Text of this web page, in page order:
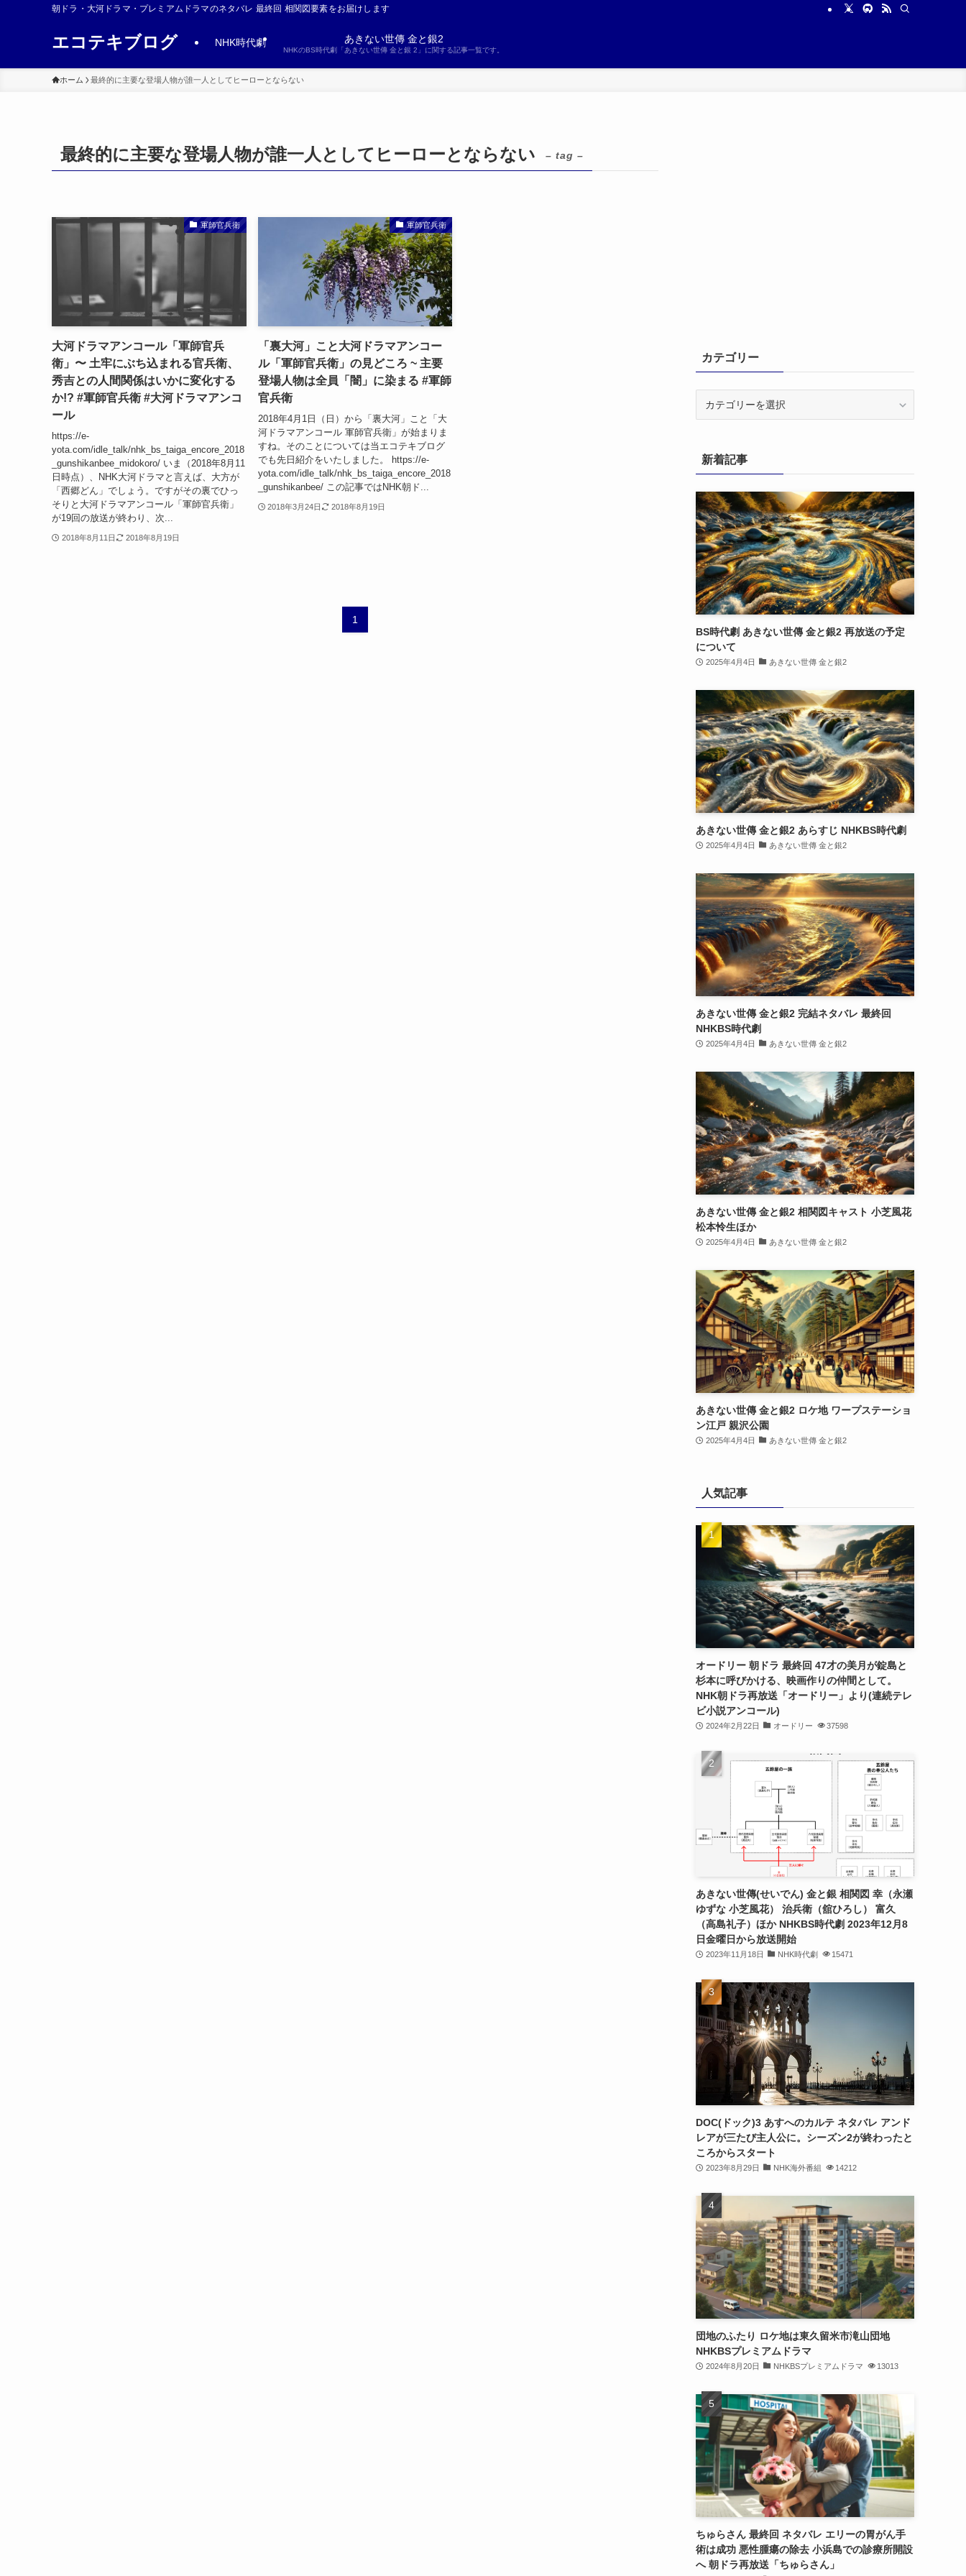
朝ドラ・大河ドラマ・プレミアムドラマのネタバレ 最終回 相関図要素をお届けします
エコテキブログ NHK時代劇 あきない世傳 金と銀2
NHKのBS時代劇「あきない世傳 金と銀 2」に関する記事一覧です。
ホーム 最終的に主要な登場人物が誰一人としてヒーローとならない
最終的に主要な登場人物が誰一人としてヒーローとならない – tag –
軍師官兵衛
大河ドラマアンコール「軍師官兵
衛」〜 土牢にぶち込まれる官兵衛、
秀吉との人間関係はいかに変化する
か!? #軍師官兵衛 #大河ドラマアンコ
ール
https://e-
yota.com/idle_talk/nhk_bs_taiga_encore_2018
_gunshikanbee_midokoro/ いま（2018年8月11
日時点）、NHK大河ドラマと言えば、大方が
「西郷どん」でしょう。ですがその裏でひっ
そりと大河ドラマアンコール「軍師官兵衛」
が19回の放送が終わり、次...
2018年8月11日 2018年8月19日
軍師官兵衛
「裏大河」こと大河ドラマアンコー
ル「軍師官兵衛」の見どころ ~ 主要
登場人物は全員「闇」に染まる #軍師
官兵衛
2018年4月1日（日）から「裏大河」こと「大
河ドラマアンコール 軍師官兵衛」が始まりま
すね。そのことについては当エコテキブログ
でも先日紹介をいたしました。 https://e-
yota.com/idle_talk/nhk_bs_taiga_encore_2018
_gunshikanbee/ この記事ではNHK朝ド...
2018年3月24日 2018年8月19日
1
カテゴリー
ー新着記事
BS時代劇 あきない世傳 金と銀2 再放送の予定
について
2025年4月4日 あきない世傳 金と銀2
あきない世傳 金と銀2 あらすじ NHKBS時代劇
2025年4月4日 あきない世傳 金と銀2
あきない世傳 金と銀2 完結ネタバレ 最終回
NHKBS時代劇
2025年4月4日 あきない世傳 金と銀2
あきない世傳 金と銀2 相関図キャスト 小芝風花
松本怜生ほか
2025年4月4日 あきない世傳 金と銀2
あきない世傳 金と銀2 ロケ地 ワープステーショ
ン江戸 親沢公園
2025年4月4日 あきない世傳 金と銀2
人気記事
オードリー 朝ドラ 最終回 47才の美月が錠島と
杉本に呼びかける、映画作りの仲間として。
NHK朝ドラ再放送「オードリー」より(連続テレ
ビ小説アンコール)
2024年2月22日 オードリー 37598
あきない世傳(せいでん) 金と銀 相関図 幸（永瀬
ゆずな 小芝風花） 治兵衛（舘ひろし） 富久
（高島礼子）ほか NHKBS時代劇 2023年12月8
日金曜日から放送開始
2023年11月18日 NHK時代劇 15471
DOC(ドック)3 あすへのカルテ ネタバレ アンド
レアが三たび主人公に。シーズン2が終わったと
ころからスタート
2023年8月29日 NHK海外番組 14212
団地のふたり ロケ地は東久留米市滝山団地
NHKBSプレミアムドラマ
2024年8月20日 NHKBSプレミアムドラマ 13013
ちゅらさん 最終回 ネタバレ エリーの胃がん手
術は成功 悪性腫瘍の除去 小浜島での診療所開設
へ 朝ドラ再放送「ちゅらさん」